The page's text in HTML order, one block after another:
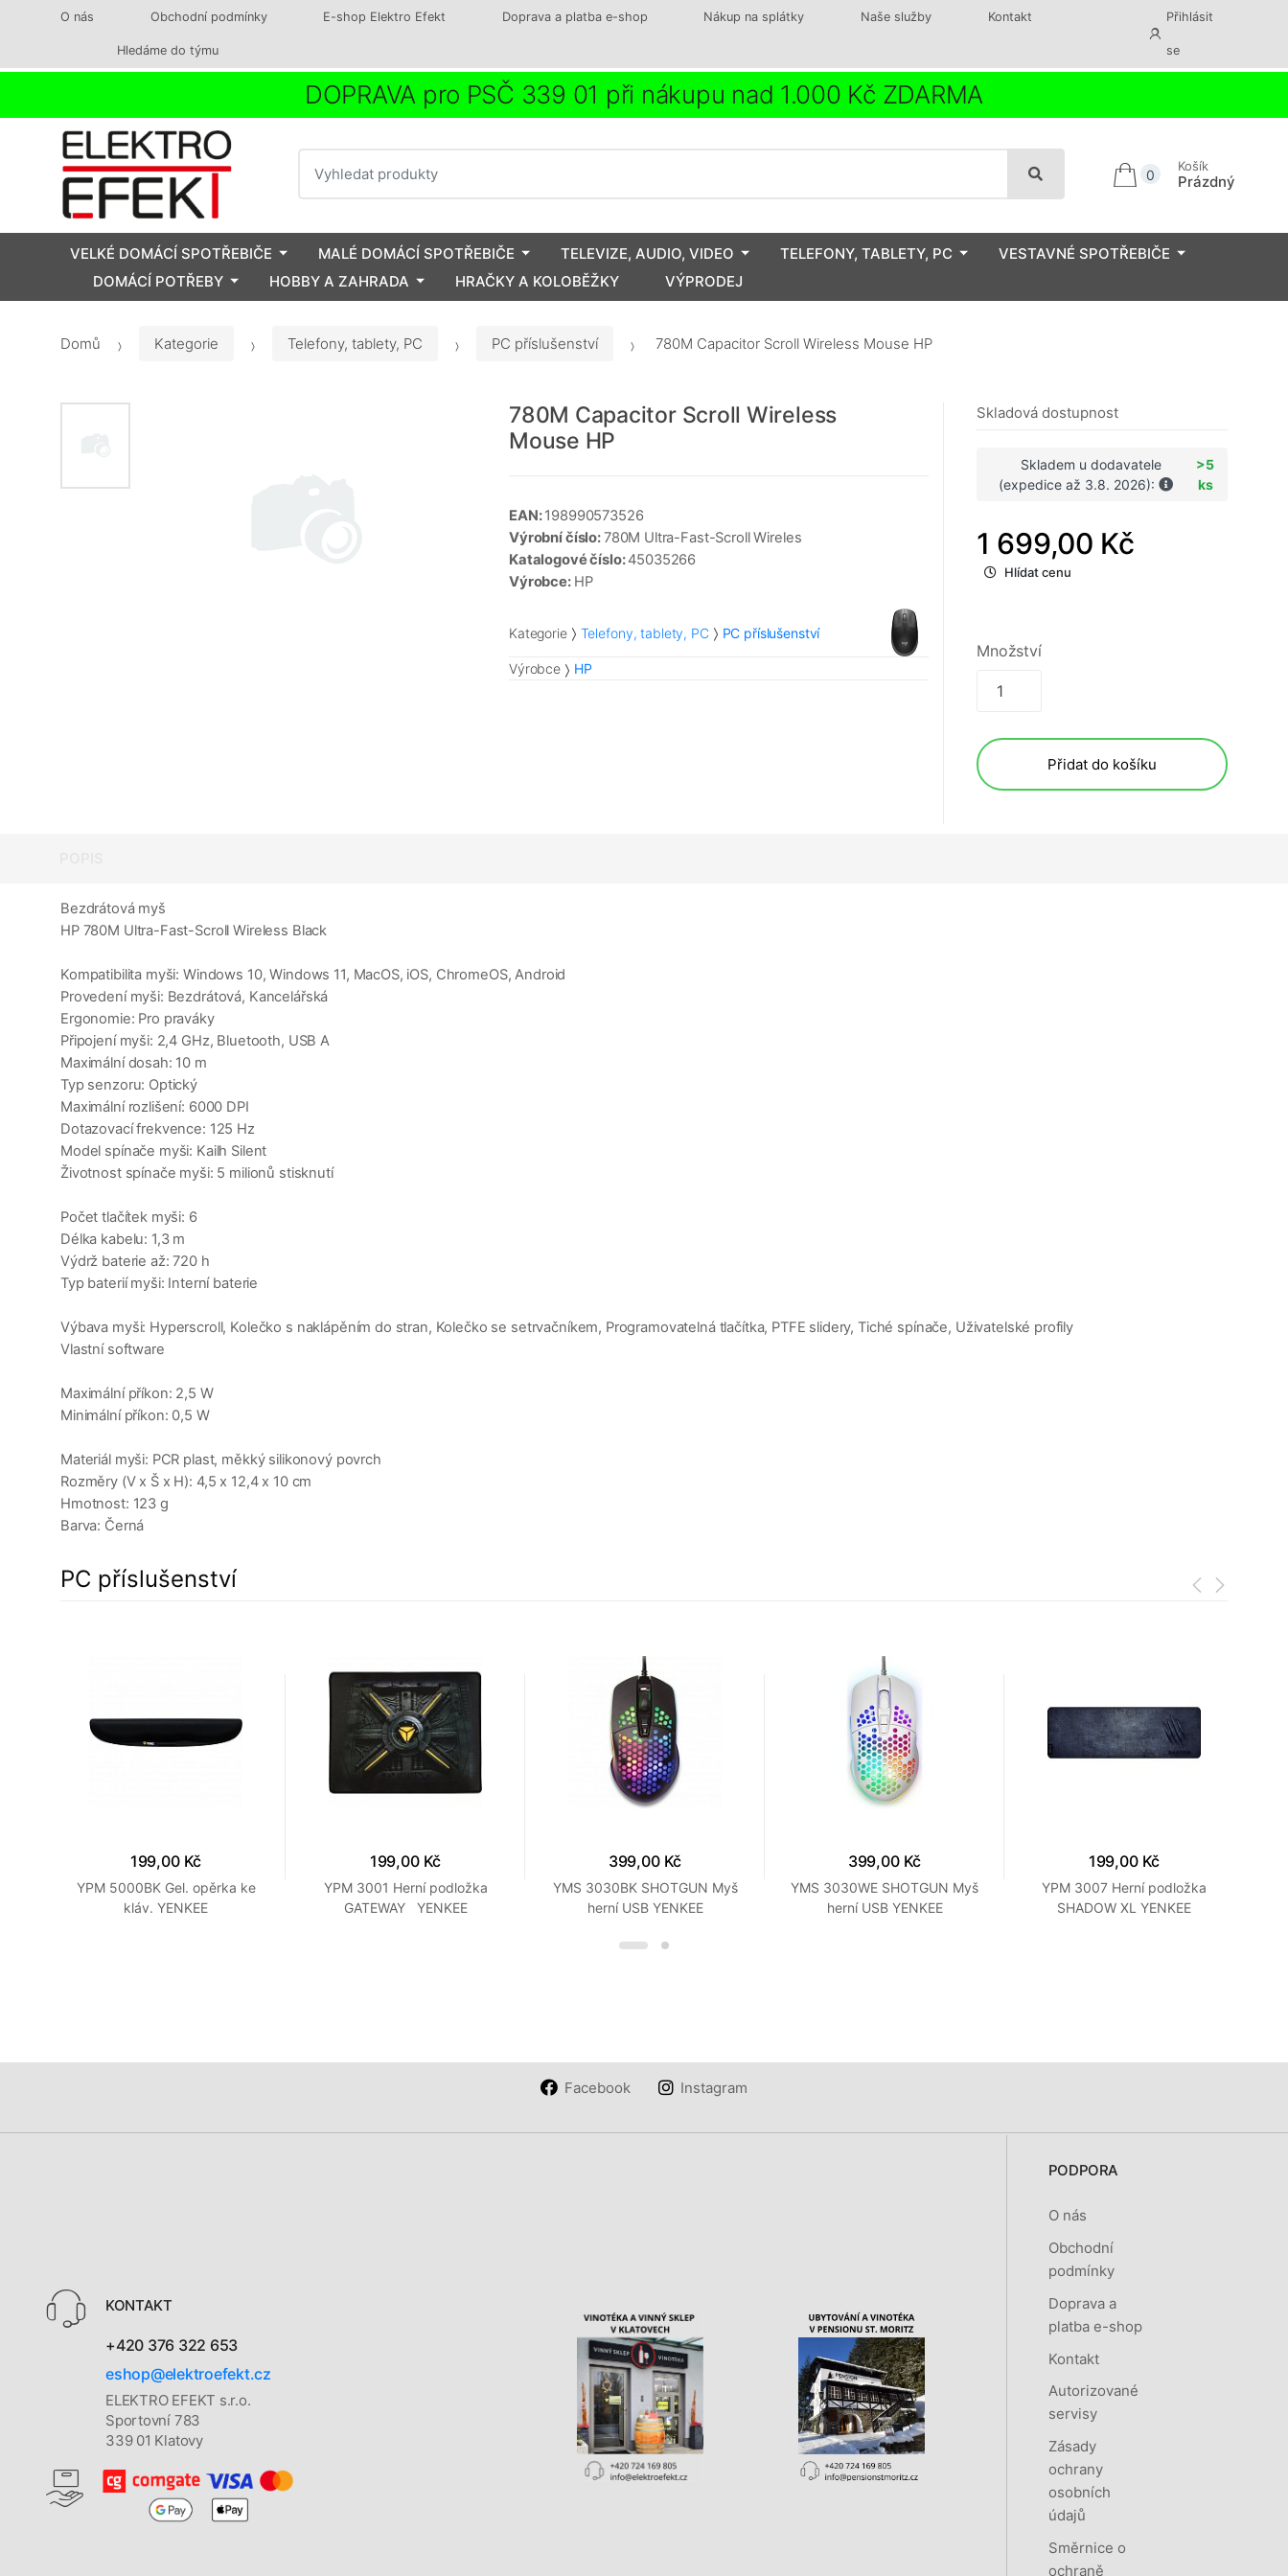
O nás Obchodní podmínky E-shop Elektro Efekt Doprava a platba e-shop Nákup na splátky Naše služby Kontakt
Hledáme do týmu
Přihlásit
se
DOPRAVA pro PSČ 339 01 při nákupu nad 1.000 Kč ZDARMA
0
Košík
Prázdný
VELKÉ DOMÁCÍ SPOTŘEBIČE MALÉ DOMÁCÍ SPOTŘEBIČE TELEVIZE, AUDIO, VIDEO TELEFONY, TABLETY, PC
VESTAVNÉ SPOTŘEBIČE
DOMÁCÍ POTŘEBY
HOBBY A ZAHRADA HRAČKY A KOLOBĚŽKY VÝPRODEJ
Domů Kategorie Telefony, tablety, PC PC příslušenství 780M Capacitor Scroll Wireless Mouse HP
780M Capacitor Scroll Wireless
Mouse HP
EAN:198990573526
Výrobní číslo:780M Ultra-Fast-Scroll Wireles
Katalogové číslo:45035266
Výrobce: HP
Kategorie Telefony, tablety, PC PC příslušenství
Výrobce HP
Skladová dostupnost
Skladem u dodavatele
(expedice až 3.8. 2026):
>5
ks
1 699,00 Kč
Hlídat cenu
Množství
Přidat do košíku
Bezdrátová myš
HP 780M Ultra-Fast-Scroll Wireless Black
Kompatibilita myši: Windows 10, Windows 11, MacOS, iOS, ChromeOS, Android
Provedení myši: Bezdrátová, Kancelářská
Ergonomie: Pro praváky
Připojení myši: 2,4 GHz, Bluetooth, USB A
Maximální dosah: 10 m
Typ senzoru: Optický
Maximální rozlišení: 6000 DPI
Dotazovací frekvence: 125 Hz
Model spínače myši: Kailh Silent
Životnost spínače myši: 5 milionů stisknutí
Počet tlačítek myši: 6
Délka kabelu: 1,3 m
Výdrž baterie až: 720 h
Typ baterií myši: Interní baterie
Výbava myši: Hyperscroll, Kolečko s naklápěním do stran, Kolečko se setrvačníkem, Programovatelná tlačítka, PTFE slidery, Tiché spínače, Uživatelské profily
Vlastní software
Maximální příkon: 2,5 W
Minimální příkon: 0,5 W
Materiál myši: PCR plast, měkký silikonový povrch
Rozměry (V x Š x H): 4,5 x 12,4 x 10 cm
Hmotnost: 123 g
Barva: Černá
PC příslušenství
199,00 Kč
YPM 5000BK Gel. opěrka ke
kláv. YENKEE
199,00 Kč
YPM 3001 Herní podložka
GATEWAY YENKEE
399,00 Kč
YMS 3030BK SHOTGUN Myš
herní USB YENKEE
399,00 Kč
YMS 3030WE SHOTGUN Myš
herní USB YENKEE
199,00 Kč
YPM 3007 Herní podložka
SHADOW XL YENKEE
Facebook Instagram
KONTAKT
+420 376 322 653
eshop@elektroefekt.cz
ELEKTRO EFEKT s.r.o.
Sportovní 783
339 01 Klatovy
PODPORA
O nás
Obchodní
podmínky
Doprava a
platba e-shop
Kontakt
Autorizované
servisy
Zásady
ochrany
osobních
údajů
Směrnice o
ochraně